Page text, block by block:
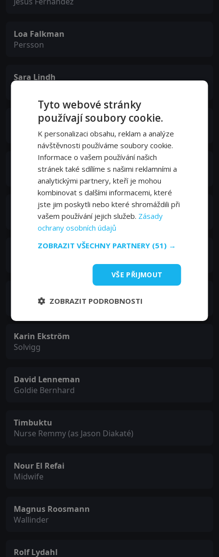
Loa Falkman
Persson
Sara Lindh
Tomas von Brömssen
Samnerud
Michael Segerström
Tom Ljungman
Voice of Jésus Fernandez
Natalie Minnevik
Hedvig
Karin Ekström
Solvigg
David Lenneman
Goldie Bernhard
Timbuktu
Nurse Remmy (as Jason Diakaté)
Nour El Refai
Midwife
Magnus Roosmann
Wallinder
Rolf Lydahl
Tyto webové stránky
používají soubory cookie.
K personalizaci obsahu, reklam a analýze
návštěvnosti používáme soubory cookie.
Informace o vašem používání našich
stránek také sdílíme s našimi reklamními a
analytickými partnery, kteří je mohou
kombinovat s dalšími informacemi, které
jste jim poskytli nebo které shromáždili při
vašem používání jejich služeb. Zásady
ochrany osobních údajů
ZOBRAZIT VŠECHNY PARTNERY (51) →
VŠE PŘIJMOUT
ZOBRAZIT PODROBNOSTI